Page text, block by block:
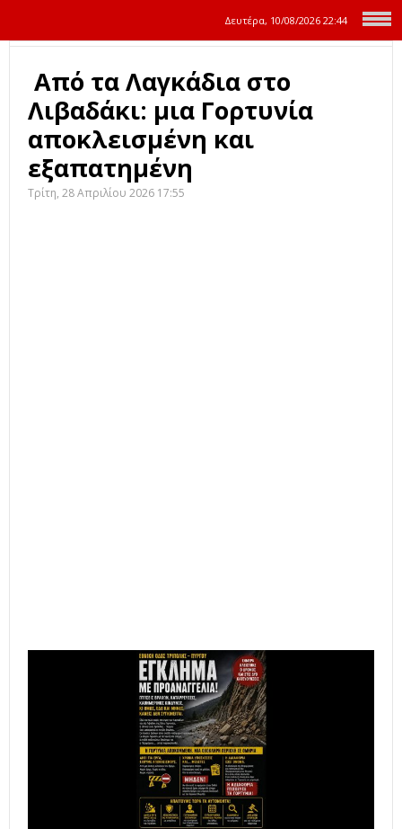
Δευτέρα, 10/08/2026 22:44
Από τα Λαγκάδια στο
Λιβαδάκι: μια Γορτυνία
αποκλεισμένη και
εξαπατημένη
Τρίτη, 28 Απριλίου 2026 17:55